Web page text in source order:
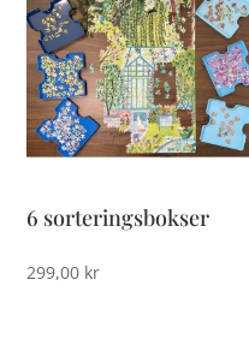
6 sorteringsbokser
299,00 kr